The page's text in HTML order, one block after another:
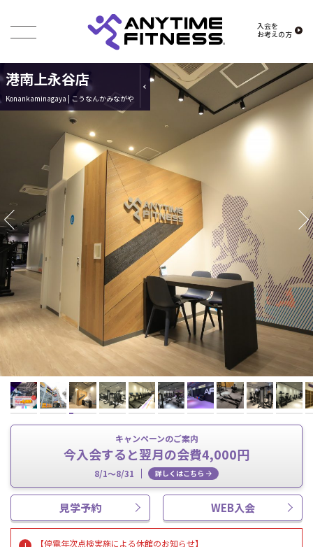
入会を
お考えの方
港南上永谷店
Konankaminagaya | こうなんかみながや
キャンペーンのご案内
今入会すると翌月の会費4,000円
8/1～8/31 詳しくはこちら
見学予約 WEB入会
【停電年次点検実施による休館のお知らせ】